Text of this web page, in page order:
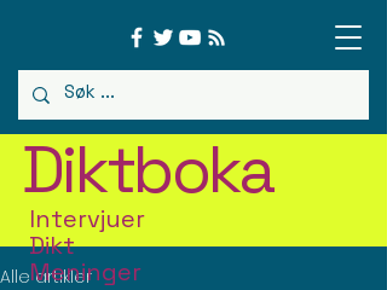
Diktboka
Intervjuer
Dikt
Meninger
Alle artikler